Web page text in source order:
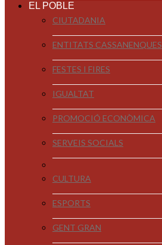
EL POBLE
CIUTADANIA
ENTITATS CASSANENQUES
FESTES I FIRES
IGUALTAT
PROMOCIÓ ECONÒMICA
SERVEIS SOCIALS
CULTURA
ESPORTS
GENT GRAN